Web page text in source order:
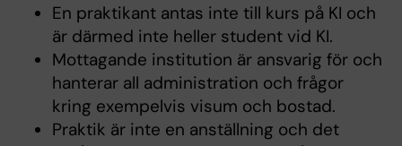
En praktikant antas inte till kurs på KI och
är därmed inte heller student vid KI.
Mottagande institution är ansvarig för och
hanterar all administration och frågor
kring exempelvis visum och bostad.
Praktik är inte en anställning och det